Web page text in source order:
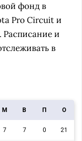
фонд в
Pro Circuit и
Расписание и
в
M В П О
7 7 0 21